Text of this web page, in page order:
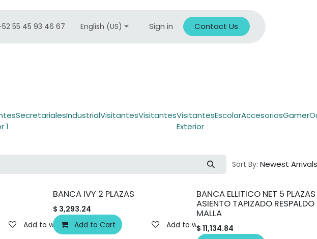
55 45 93 46 67 English (US) Sign in Contact Us
1
SecretarialesIndustrialVisitantesVisitantesVisitantes
Exterior
EscolarAccesoriosGamer
Sort By: Newest Arrivals
Add to wishlist
BANCA IVY 2 PLAZAS
$ 3,293.24
Add to Cart
Add to wishlist
BANCA ELLITICO NET 5 PLAZAS
ASIENTO TAPIZADO RESPALDO
MALLA
$ 11,134.84